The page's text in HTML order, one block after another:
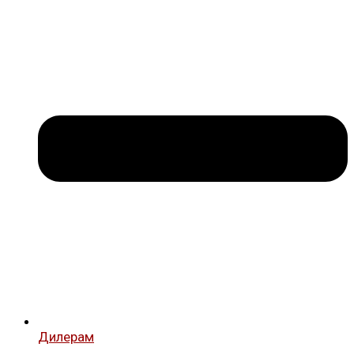
Дилерам